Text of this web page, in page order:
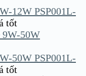
12W PSP001L-
tốt
50W PSP001L-
tốt